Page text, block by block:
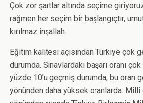
Çok zor şartlar altında seçime
rağmen her seçim bir başlangıçtır,
kırılmaz inşallah.
Eğitim kalitesi açısından Türkiye çok
durumda. Sınavlardaki başarı oranı
yüzde 10’u geçmiş durumda, bu oran
yönünden daha yüksek oranlarda.